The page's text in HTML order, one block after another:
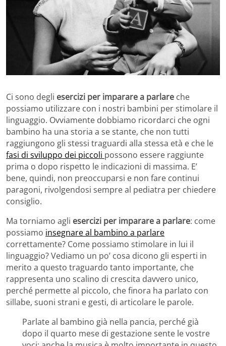
Ci sono degli esercizi per imparare a parlare che
possiamo utilizzare con i nostri bambini per stimolare il
linguaggio. Ovviamente dobbiamo ricordarci che ogni
bambino ha una storia a se stante, che non tutti
raggiungono gli stessi traguardi alla stessa età e che le
fasi di sviluppo dei piccoli possono essere raggiunte
prima o dopo rispetto le indicazioni di massima. E’
bene, quindi, non preoccuparsi e non fare continui
paragoni, rivolgendosi sempre al pediatra per chiedere
consiglio.
Ma torniamo agli esercizi per imparare a parlare: come
possiamo insegnare al bambino a parlare
correttamente? Come possiamo stimolare in lui il
linguaggio? Vediamo un po’ cosa dicono gli esperti in
merito a questo traguardo tanto importante, che
rappresenta uno scalino di crescita davvero unico,
perché permette al piccolo, che finora ha parlato con
sillabe, suoni strani e gesti, di articolare le parole.
Parlate al bambino già nella pancia, perché già
dopo il quarto mese di gestazione sente le vostre